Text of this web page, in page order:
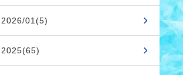
2026/01(5)
2025(65)